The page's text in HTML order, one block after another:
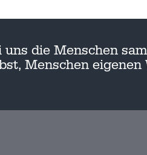
uns die Menschen
Menschen